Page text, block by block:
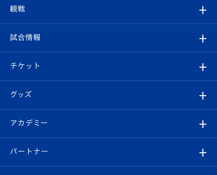
クラブ
試合情報
チケット
イベント
メディア
クラブ概要
エンブレム紹介
スタッフプロフィール
マスコット紹介
観戦
観戦ルール
はじめての観戦ガイド
Revive Team
ヴィヴィくんの長崎おもてなしガイド
試合情報
試合日程/結果
フォトギャラリー
スタジアムグルメ
チケット
チケット
V-LOVERS（ファンクラブ）
プレイヤーズスイート
グッズ
オンラインショップ
店舗情報
アカデミー
育成からのお知らせ
パートナー